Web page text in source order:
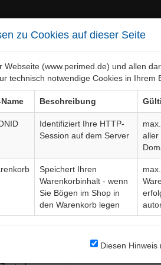
Bogen-Gesamtübersicht
zu Cookies auf dieser Seite
Webseite (www.perimed.de) und allen
technisch notwendige Cookies in Ihrem
Beschreibung
Identifiziert Ihre HTTP-
Session auf dem Server
aller
Speichert Ihren
Warenkorbinhalt - wenn
Sie Bögen im Shop in
den Warenkorb legen
Diesen
an der
Aufklärungsbogen
an der
Bogendetails